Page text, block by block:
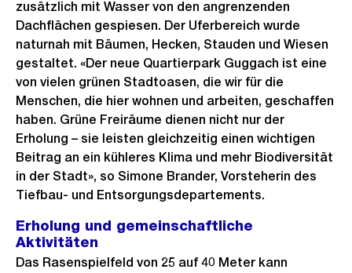
zusätzlich mit Wasser von den angrenzenden
Dachflächen gespiesen. Der Uferbereich wurde
naturnah mit Bäumen, Hecken, Stauden und Wiesen
gestaltet. «Der neue Quartierpark Guggach ist eine
von vielen grünen Stadtoasen, die wir für die
Menschen, die hier wohnen und arbeiten, geschaffen
haben. Grüne Freiräume dienen nicht nur der
Erholung – sie leisten gleichzeitig einen wichtigen
Beitrag an ein kühleres Klima und mehr Biodiversität
in der Stadt», so Simone Brander, Vorsteherin des
Tiefbau- und Entsorgungsdepartements.
Erholung und gemeinschaftliche
Aktivitäten
Das Rasenspielfeld von 25 auf 40 Meter kann